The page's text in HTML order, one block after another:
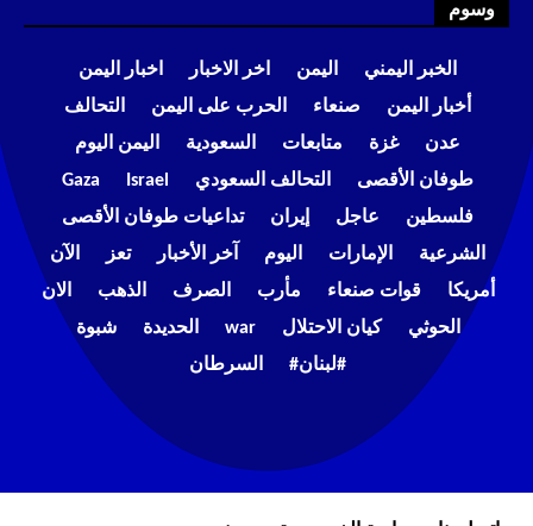
وسوم
الخبر اليمني اليمن اخر الاخبار
اخبار اليمن
أخبار اليمن
صنعاء الحرب على اليمن
التحالف
عدن
غزة متابعات السعودية
اليمن اليوم
طوفان الأقصى
التحالف السعودي Israel
Gaza
فلسطين
عاجل إيران
تداعيات طوفان الأقصى
الشرعية
الإمارات اليوم آخر الأخبار تعز
الآن
أمريكا
قوات صنعاء مأرب الصرف الذهب
الان
الحوثي
كيان الاحتلال war الحديدة
شبوة
#لبنان#
السرطان